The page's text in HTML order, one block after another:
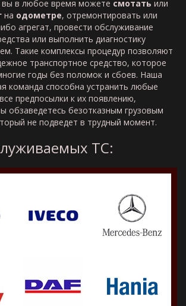
вы в любое время можете смотать или
на одометре, отремонтировать или
агрегат, провести обслуживание
или выполнить диагностику
Такие комплексы процедур позволяют
транспортное средство, которое
годы без поломок и сбоев. Наша
команда способна устранить любые
предпосылки к их появлению,
обзаведетесь безотказным грузовым
не подведет в трудный момент.
ТС: